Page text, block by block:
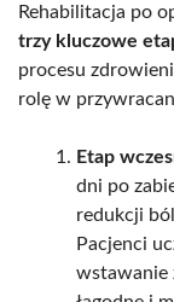
Rehabilitacja po
trzy kluczowe
procesu
rolę w
Etap
dni po
redukcji
Pacjenci
wstawanie